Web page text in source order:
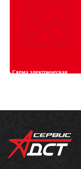
Схема электрическая